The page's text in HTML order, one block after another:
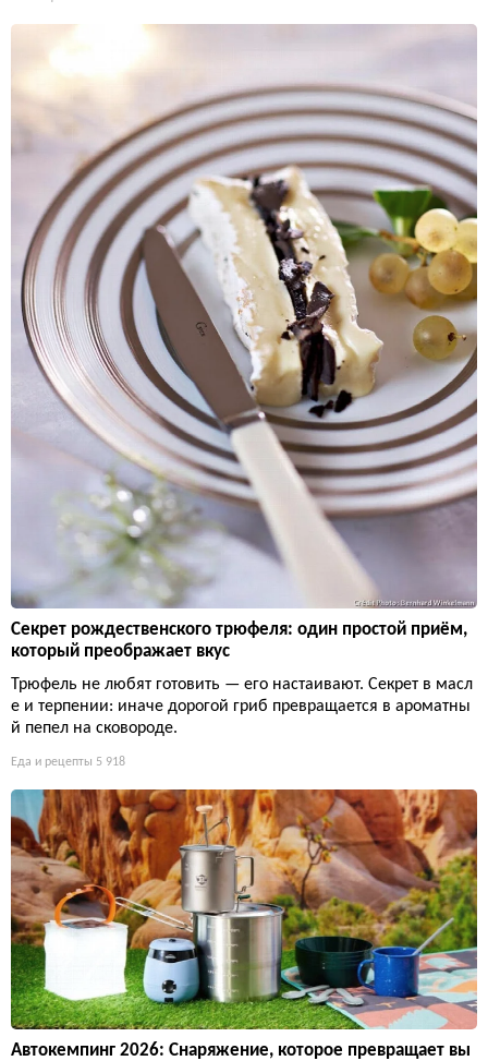
Секрет рождественского трюфеля: один простой приём,
который преображает вкус
Трюфель не любят готовить — его настаивают. Секрет в масл
е и терпении: иначе дорогой гриб превращается в ароматны
й пепел на сковороде.
Еда и рецепты 5 918
Автокемпинг 2026: Снаряжение, которое превращает вы